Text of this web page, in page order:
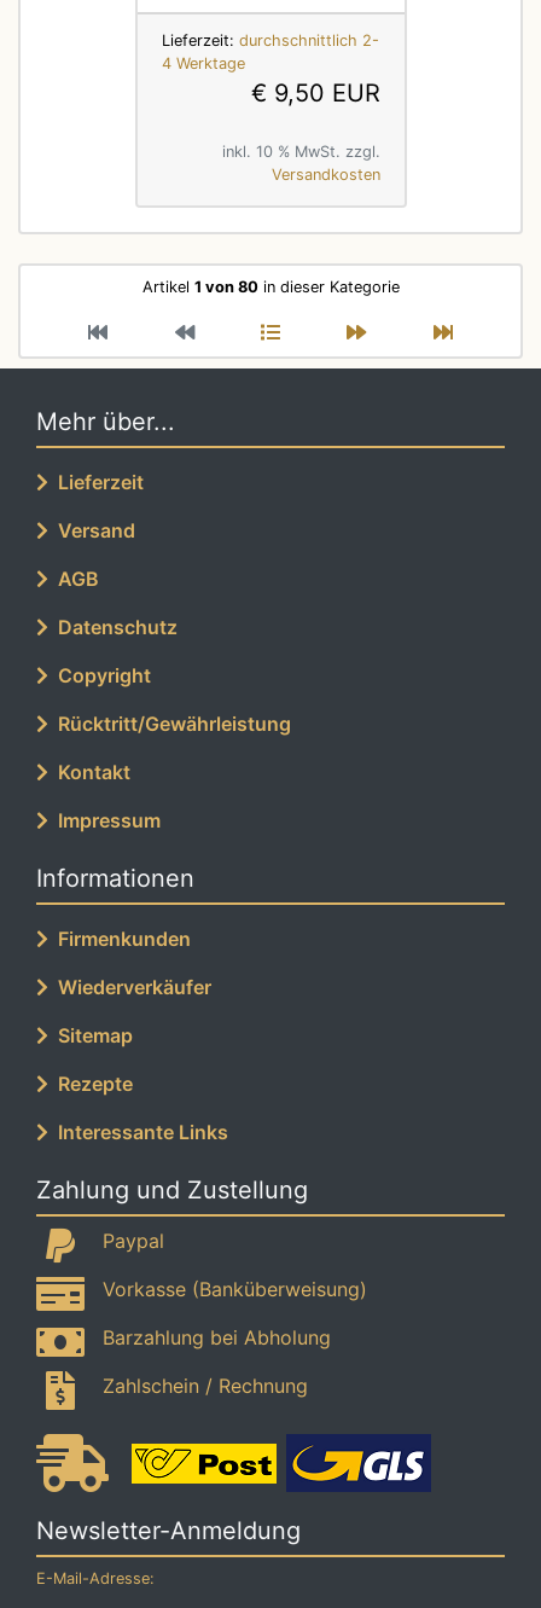
Lieferzeit: durchschnittlich 2-
4 Werktage
€ 9,50 EUR
inkl. 10 % MwSt. zzgl.
Versandkosten
Artikel 1 von 80in dieser Kategorie
Mehr über...
Lieferzeit
Versand
AGB
Datenschutz
Copyright
Rücktritt/Gewährleistung
Kontakt
Impressum
Informationen
Firmenkunden
Wiederverkäufer
Sitemap
Rezepte
Interessante Links
Zahlung und Zustellung
Paypal
Vorkasse (Banküberweisung)
Barzahlung bei Abholung
Zahlschein / Rechnung
Newsletter-Anmeldung
E-Mail-Adresse: